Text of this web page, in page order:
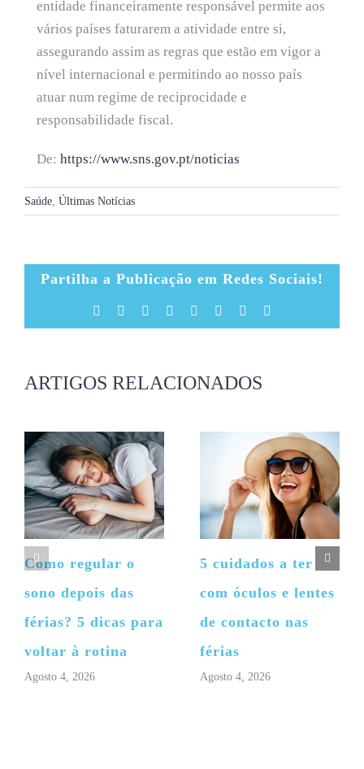
entidade financeiramente responsável permite aos
vários países faturarem a atividade entre si,
assegurando assim as regras que estão em vigor a
nível internacional e permitindo ao nosso país
atuar num regime de reciprocidade e
responsabilidade fiscal.
De: https://www.sns.gov.pt/noticias
Saúde Últimas Notícias
Partilha a Publicação em Redes Sociais!
Facebook Reddit LinkedIn
TumblrPinterest
ARTIGOS RELACIONADOS
Como regular o
sono depois das
férias? 5 dicas para
voltar à rotina
Agosto 4, 2026
5 cuidados a ter
com óculos e lentes
de contacto nas
férias
Agosto 4, 2026